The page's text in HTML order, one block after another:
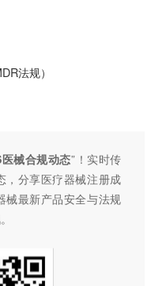
法规）
械合规动态”！ 实时传
，分享医疗器械注册成
械最新产品安全与法规